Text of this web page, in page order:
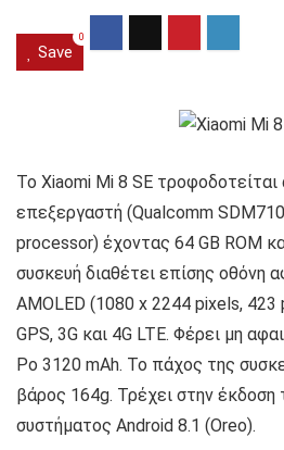
Save
0
Το Xiaomi Mi 8 SE
επεξεργαστή (Qualcomm
processor) έχοντας 64 GB ROM
συσκευή διαθέτει επίσης οθόνη
AMOLED (1080 x 2244 pixels, 423
GPS, 3G και 4G LTE. Φέρει μη
Po 3120 mAh. Το πάχος της
βάρος 164g. Τρέχει στην έκδοση
συστήματος Android 8.1 (Oreo).